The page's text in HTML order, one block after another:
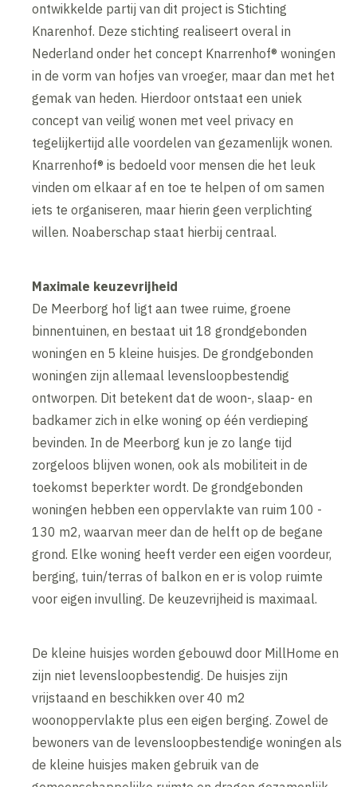
ontwikkelde partij van dit project is Stichting
Knarenhof. Deze stichting realiseert overal in
Nederland onder het concept Knarrenhof® woningen
in de vorm van hofjes van vroeger, maar dan met het
gemak van heden. Hierdoor ontstaat een uniek
concept van veilig wonen met veel privacy en
tegelijkertijd alle voordelen van gezamenlijk wonen.
Knarrenhof® is bedoeld voor mensen die het leuk
vinden om elkaar af en toe te helpen of om samen
iets te organiseren, maar hierin geen verplichting
willen. Noaberschap staat hierbij centraal.
Maximale keuzevrijheid
De Meerborg hof ligt aan twee ruime, groene
binnentuinen, en bestaat uit 18 grondgebonden
woningen en 5 kleine huisjes. De grondgebonden
woningen zijn allemaal levensloopbestendig
ontworpen. Dit betekent dat de woon-, slaap- en
badkamer zich in elke woning op één verdieping
bevinden. In de Meerborg kun je zo lange tijd
zorgeloos blijven wonen, ook als mobiliteit in de
toekomst beperkter wordt. De grondgebonden
woningen hebben een oppervlakte van ruim 100 -
130 m2, waarvan meer dan de helft op de begane
grond. Elke woning heeft verder een eigen voordeur,
berging, tuin/terras of balkon en er is volop ruimte
voor eigen invulling. De keuzevrijheid is maximaal.
De kleine huisjes worden gebouwd door MillHome en
zijn niet levensloopbestendig. De huisjes zijn
vrijstaand en beschikken over 40 m2
woonoppervlakte plus een eigen berging. Zowel de
bewoners van de levensloopbestendige woningen als
de kleine huisjes maken gebruik van de